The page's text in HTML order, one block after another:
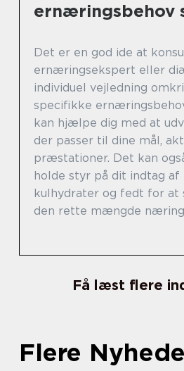
ernæringsbehov
Det er en god ide at
ernæringsekspert eller
individuel vejledning
specifikke
kan hjælpe dig med at
der passer til dine mål,
præstationer. Det kan
holde styr på dit indtag af
kulhydrater og fedt for at
den rette mængde
Få læst flere
Flere